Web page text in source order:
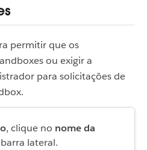
permitir que os
ou exigir a
para solicitações de
, clique no nome da
lateral.